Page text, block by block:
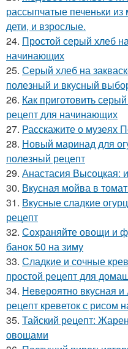
рассыпчатые печеньки из
дети, и взрослые.
24. Простой серый хлеб
начинающих
25. Серый хлеб на
полезный и вкусный
26. Как приготовить
рецепт для начинающих
27. Расскажите о музеях
28. Новый маринад для
полезный рецепт
29. Анастасия Высоцкая:
30. Вкусная мойва в
31. Вкусные сладкие
рецепт
32. Сохраняйте овощи и
банок 50 на зиму
33. Сладкие и сочные
простой рецепт для
34. Невероятно вкусная и
рецепт креветок с рисом
35. Тайский рецепт:
овощами